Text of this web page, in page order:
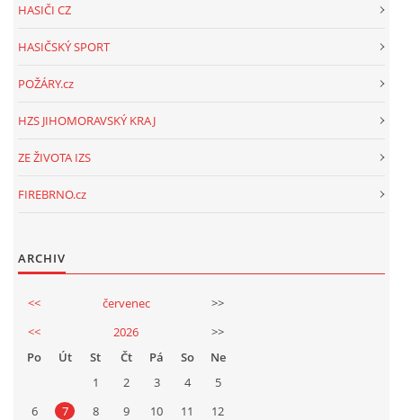
HASIČI CZ
HASIČSKÝ SPORT
POŽÁRY.cz
HZS JIHOMORAVSKÝ KRAJ
ZE ŽIVOTA IZS
FIREBRNO.cz
ARCHIV
<< červenec
>>
<<
2026
>>
Po
Út St Čt Pá So
Ne
1
2 3 4
5
6
7 8 9 10 11
12